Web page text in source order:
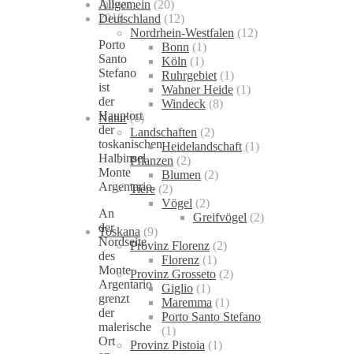
Januar
2018
Porto
Santo
Stefano
ist
der
Hauptort
der
toskanischen
Halbinsel
Monte
Argentario.
An
der
Nordseite
des
Monte
Argentario
grenzt
der
malerische
Ort
Allgemein (20)
Deutschland (12)
Nordrhein-Westfalen (12)
Bonn (1)
Köln (1)
Ruhrgebiet (1)
Wahner Heide (1)
Windeck (8)
Natur(6)
Landschaften (2)
Heidelandschaft (1)
Pflanzen (2)
Blumen (2)
Tiere (2)
Vögel (2)
Greifvögel (2)
Toskana (9)
Provinz Florenz (2)
Florenz (1)
Provinz Grosseto (2)
Giglio (1)
Maremma (1)
Porto Santo Stefano
(1)
Provinz Pistoia (1)